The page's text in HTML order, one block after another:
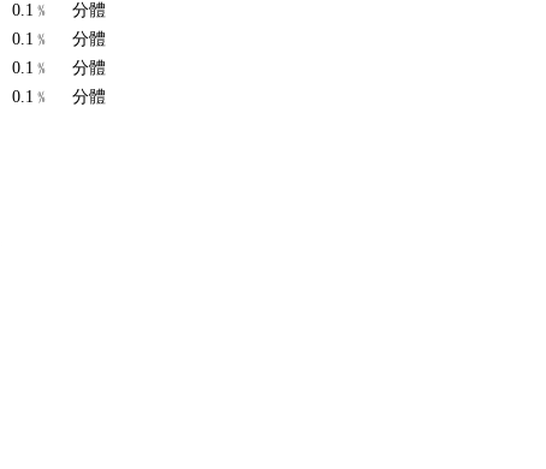
0.1﹪
分體
0.1﹪
分體
0.1﹪
分體
0.1﹪ 分體